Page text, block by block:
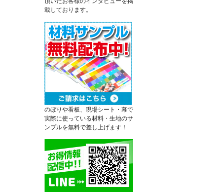
載しております。
のぼりや看板、現場シート・幕で
実際に使っている材料・生地のサ
ンプルを無料で差し上げます！